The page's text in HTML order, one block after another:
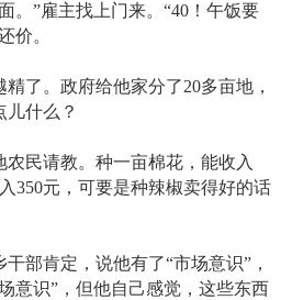
。”雇主找上门来。“40！午饭要
价。
了。政府给他家分了20多亩地，
儿什么？
民请教。种一亩棉花，能收入
350元，可要是种辣椒卖得好的话
部肯定，说他有了“市场意识”，
意识”，但他自己感觉，这些东西